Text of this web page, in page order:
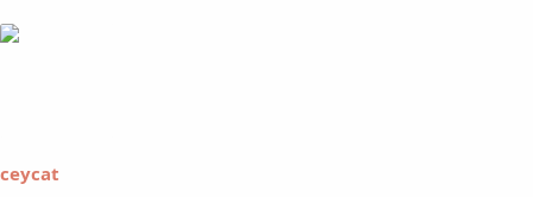
ceycat